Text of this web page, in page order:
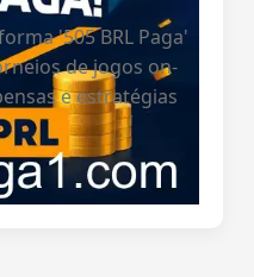
'505 BRL Paga'
de jogos on-
e estratégias